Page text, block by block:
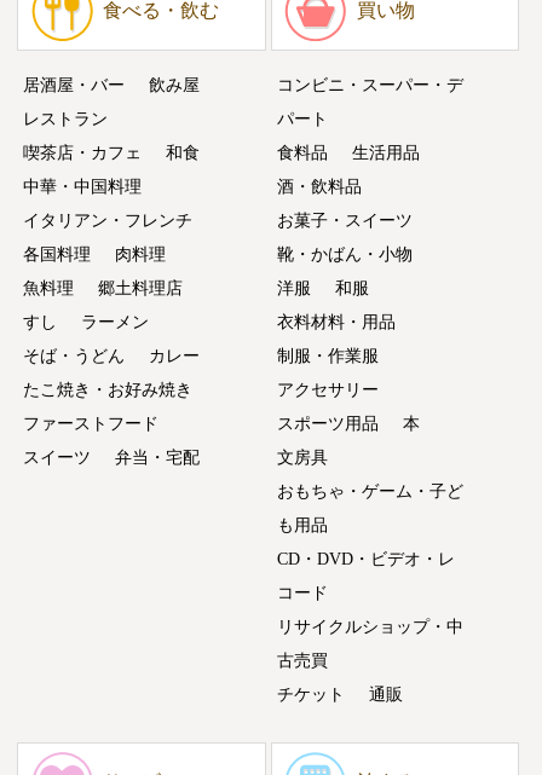
食べる・飲む
居酒屋・バー
飲み屋
レストラン
喫茶店・カフェ
和食
中華・中国料理
イタリアン・フレンチ
各国料理
肉料理
魚料理
郷土料理店
すし
ラーメン
そば・うどん
カレー
たこ焼き・お好み焼き
ファーストフード
スイーツ
弁当・宅配
買い物
コンビニ・スーパー・デ
パート
食料品
生活用品
酒・飲料品
お菓子・スイーツ
靴・かばん・小物
洋服
和服
衣料材料・用品
制服・作業服
アクセサリー
スポーツ用品
本
文房具
おもちゃ・ゲーム・子ど
も用品
CD・DVD・ビデオ・レ
コード
リサイクルショップ・中
古売買
チケット
通販